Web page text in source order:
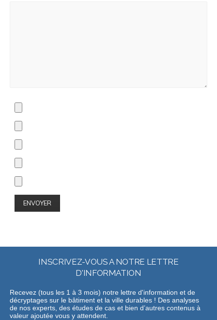
INSCRIVEZ-VOUS A NOTRE LETTRE
D'INFORMATION
Recevez (tous les 1 à 3 mois) notre lettre d'information et de
décryptages sur le bâtiment et la ville durables ! Des analyses
de nos experts, des études de cas et bien d’autres contenus à
valeur ajoutée vous y attendent.